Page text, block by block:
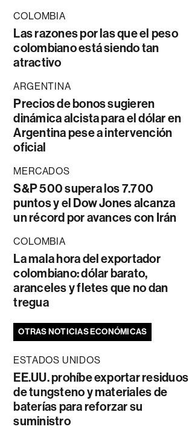
COLOMBIA
Las razones por las que el peso
colombiano está siendo tan
atractivo
ARGENTINA
Precios de bonos sugieren
dinámica alcista para el dólar en
Argentina pese a intervención
oficial
MERCADOS
S&P 500 supera los 7.700
puntos y el Dow Jones alcanza
un récord por avances con Irán
COLOMBIA
La mala hora del exportador
colombiano: dólar barato,
aranceles y fletes que no dan
tregua
OTRAS NOTICIAS ECONÓMICAS
ESTADOS UNIDOS
EE.UU. prohíbe exportar residuos
de tungsteno y materiales de
baterías para reforzar su
suministro